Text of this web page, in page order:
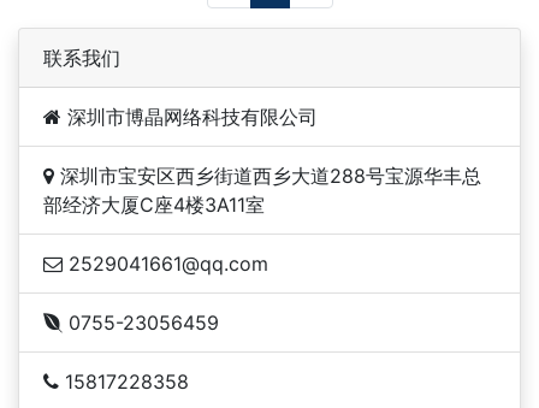
联系我们
深圳市博晶网络科技有限公司
深圳市宝安区西乡街道西乡大道288号宝源华丰总
部经济大厦C座4楼3A11室
2529041661@qq.com
0755-23056459
15817228358